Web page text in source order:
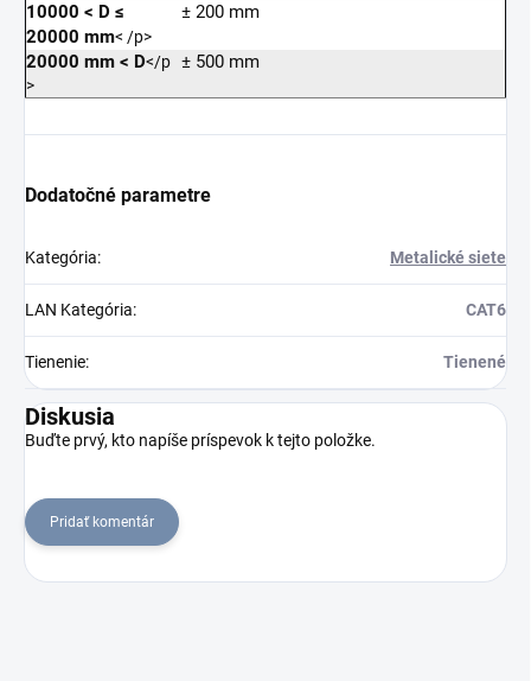
10000 < D ≤
20000 mm< /p>
± 200 mm
20000 mm < D</p
>
± 500 mm
Dodatočné parametre
Kategória: Metalické siete
LAN Kategória: CAT6
Tienenie: Tienené
Diskusia
Buďte prvý, kto napíše príspevok k tejto položke.
Pridať komentár